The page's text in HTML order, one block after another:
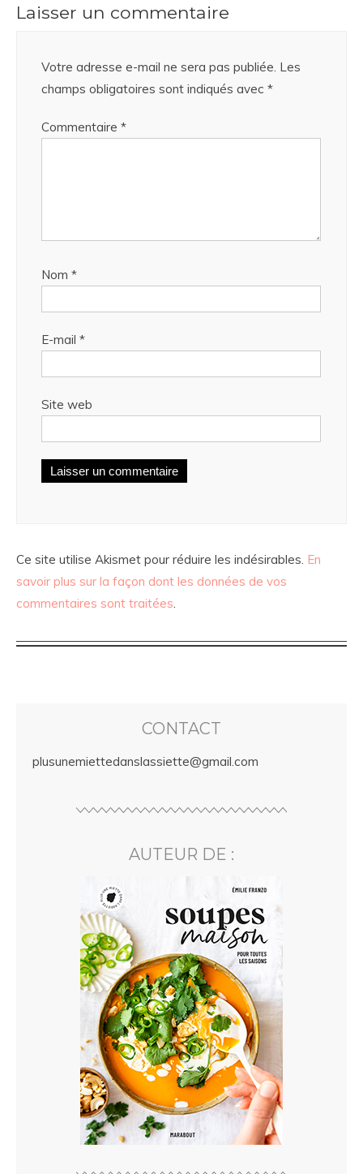
Laisser un commentaire
Votre adresse e-mail ne sera pas publiée. Les
champs obligatoires sont indiqués avec *
Commentaire *
Nom *
E-mail *
Site web
Ce site utilise Akismet pour réduire les indésirables. En
savoir plus sur la façon dont les données de vos
commentaires sont traitées
CONTACT
plusunemiettedanslassiette@gmail.com
AUTEUR DE :